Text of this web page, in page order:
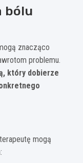
bólu
znacząco
problemu.
który dobierze
mogą